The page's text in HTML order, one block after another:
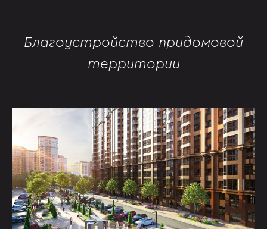
Благоустройство придомовой
территории